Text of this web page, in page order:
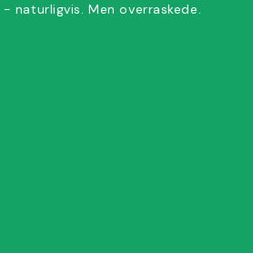
naturligvis. Men overraskede.